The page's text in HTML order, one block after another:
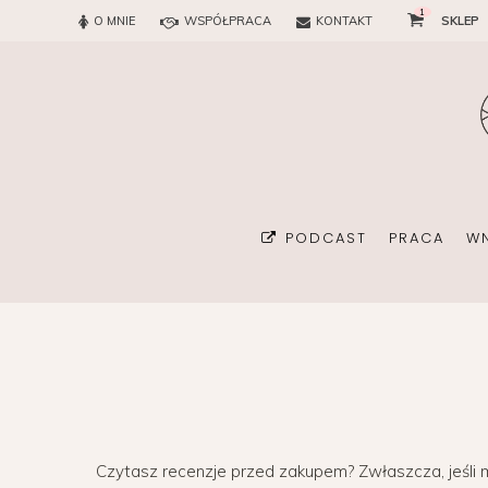
O MNIE WSPÓŁPRACA KONTAKT
1
SKLEP
PODCAST PRACA
Czytasz recenzje przed zakupem? Zwłaszcza,